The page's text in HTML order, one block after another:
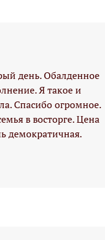
день. Обалденное
Я такое и
Спасибо огромное.
в восторге. Цена
демократичная.